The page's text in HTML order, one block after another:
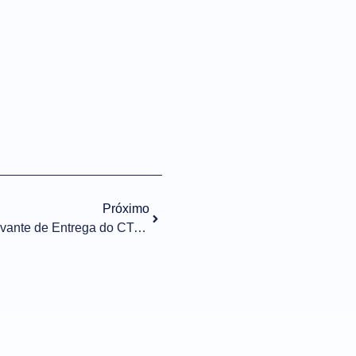
Próximo
Implantação do Evento Comprovante de Entrega do CT-e na NF-e